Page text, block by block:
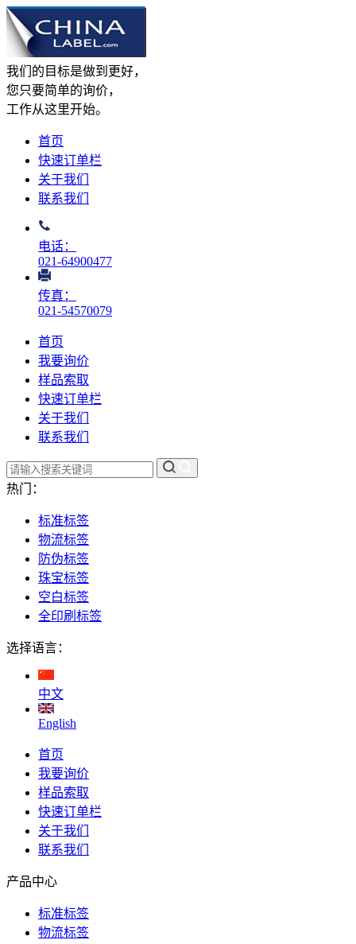
我们的目标是做到更好，
您只要简单的询价，
工作从这里开始。
首页
快速订单栏
关于我们
联系我们
电话：
021-64900477
传真：
021-54570079
首页
我要询价
样品索取
快速订单栏
关于我们
联系我们
热门：
标准标签
物流标签
防伪标签
珠宝标签
空白标签
全印刷标签
选择语言：
中文
English
首页
我要询价
样品索取
快速订单栏
关于我们
联系我们
产品中心
标准标签
物流标签